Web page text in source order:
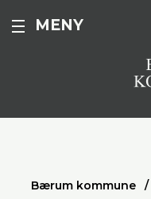
MENY
Bærum kommune